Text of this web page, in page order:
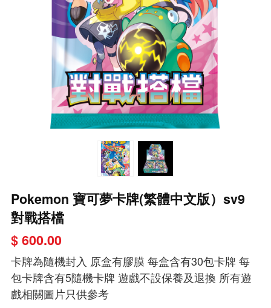
Pokemon 寶可夢卡牌(繁體中文版）sv9
對戰搭檔
$ 600.00
卡牌為隨機封入 原盒有膠膜 每盒含有30包卡牌 每
包卡牌含有5隨機卡牌 遊戲不設保養及退換 所有遊
戲相關圖片只供參考